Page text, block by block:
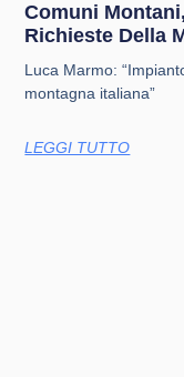
Comuni
Richieste Della
Luca Marmo:
montagna italiana”
LEGGI TUTTO